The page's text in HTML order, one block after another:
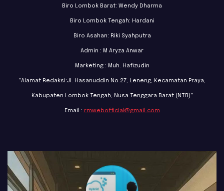
Biro Lombok Barat: Wendy Dharma
Biro Lombok Tengah: Hardani
Biro Asahan: Riki Syahputra
Admin : M Aryza Anwar
Marketing : Muh. Hafizudin
"Alamat Redaksi:Jl. Hasanuddin No.27, Leneng, Kecamatan Praya,
Kabupaten Lombok Tengah, Nusa Tenggara Barat (NTB)"
Email : rmwebofficial@gmail.com